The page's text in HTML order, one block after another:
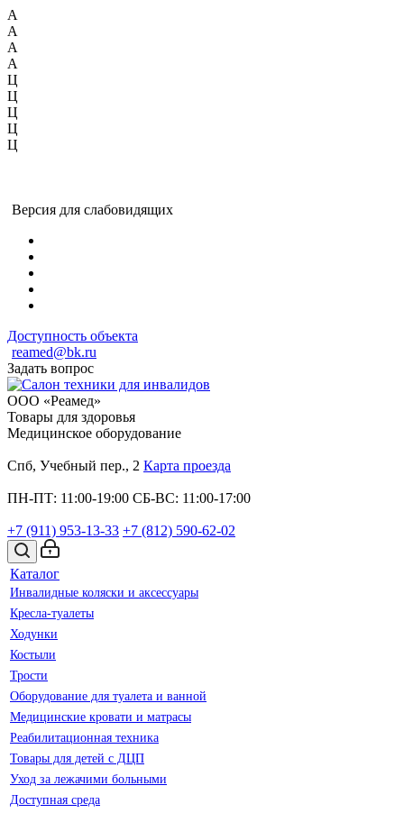
А
А
А
А
Ц
Ц
Ц
Ц
Ц
Версия для слабовидящих
Доступность объекта
reamed@bk.ru
Задать вопрос
ООО «Реамед»
Товары для здоровья
Медицинское оборудование
Спб, Учебный пер., 2 Карта проезда
ПН-ПТ: 11:00-19:00 СБ-ВС: 11:00-17:00
+7 (911) 953-13-33 +7 (812) 590-62-02
Каталог
Инвалидные коляски и аксессуары
Кресла-туалеты
Ходунки
Костыли
Трости
Оборудование для туалета и ванной
Медицинские кровати и матрасы
Реабилитационная техника
Товары для детей с ДЦП
Уход за лежачими больными
Доступная среда